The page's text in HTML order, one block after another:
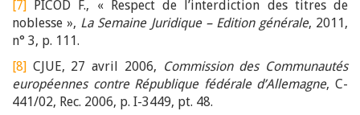
[7] PICOD F., « Respect de l’interdiction des titres de
noblesse », La Semaine Juridique – Edition générale, 2011,
n° 3, p. 111.
[8] CJUE, 27 avril 2006, Commission des Communautés
européennes contre République fédérale d’Allemagne, C-
441/02, Rec. 2006, p. I-3449, pt. 48.